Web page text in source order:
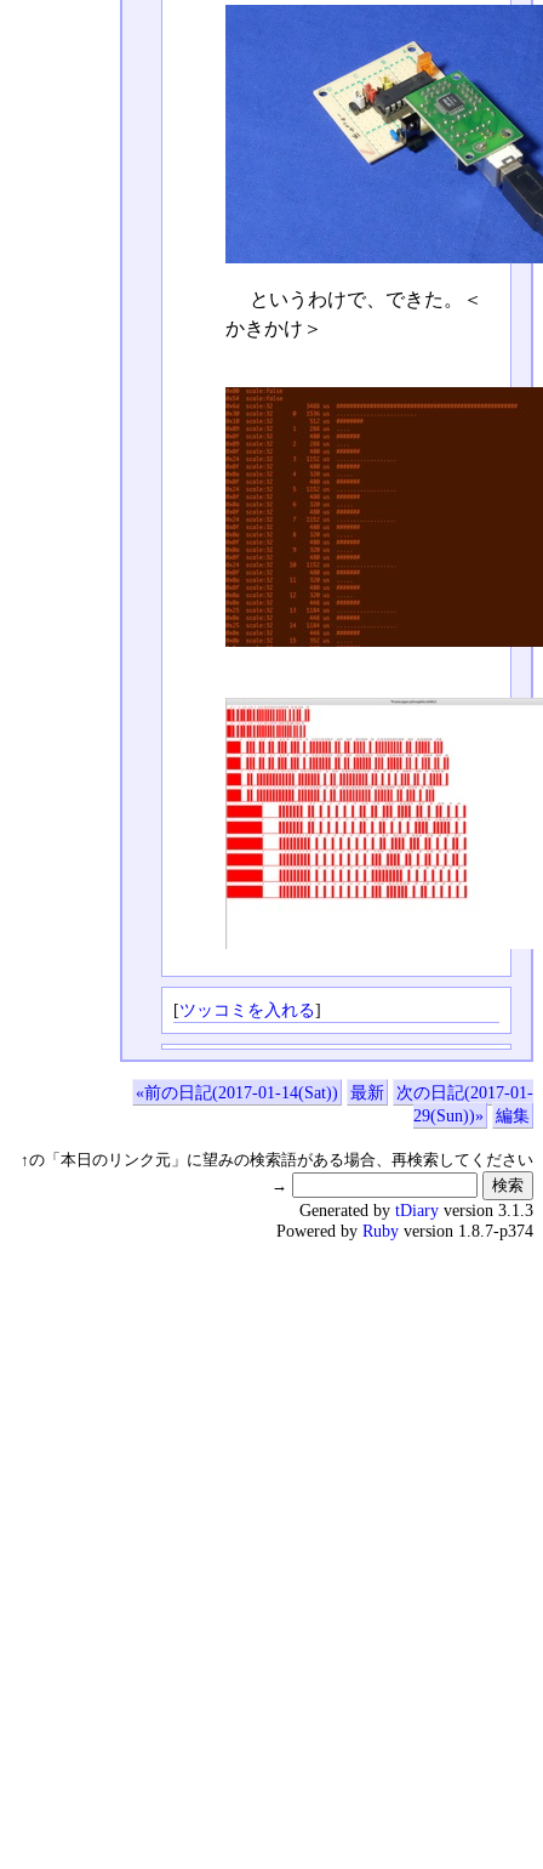
というわけで、できた。＜
かきかけ＞
[ツッコミを入れる]
«前の日記(2017-01-14(Sat)) 最新
次の日記(2017-01-
29(Sun))»
編集
↑の「本日のリンク元」に望みの検索語がある場合、再検索してください
→
Generated by tDiary version 3.1.3
Powered by Ruby version 1.8.7-p374